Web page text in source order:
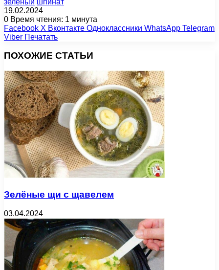
19.02.2024
0 Время чтения: 1 минута
Facebook X Вконтакте Одноклассники WhatsApp Telegram
Viber Печатать
ПОХОЖИЕ СТАТЬИ
Зелёные щи с щавелем
03.04.2024